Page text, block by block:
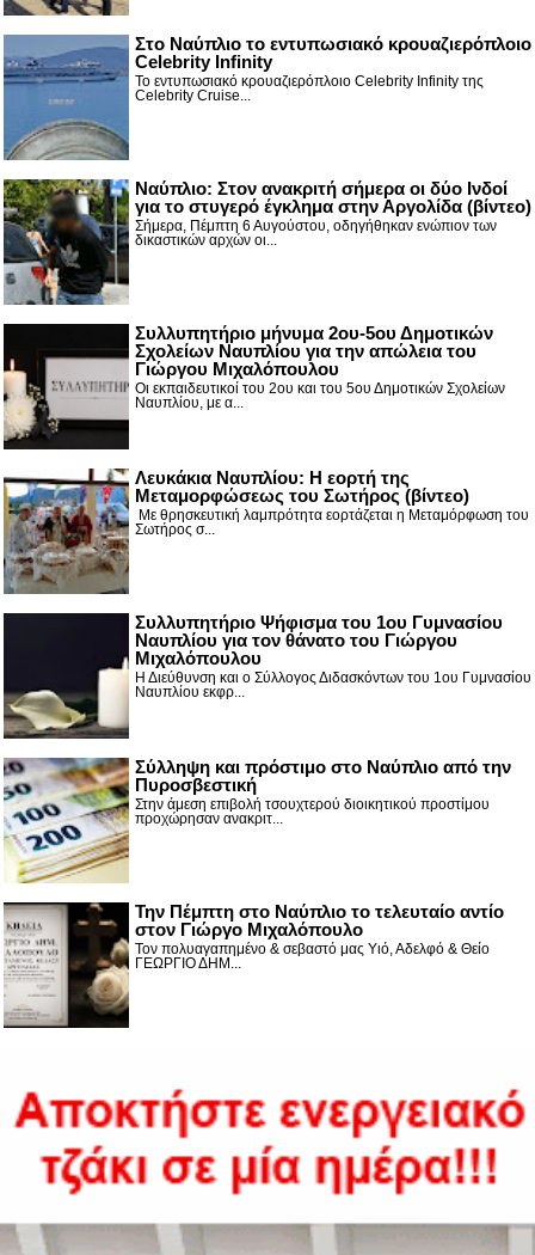
Στο Ναύπλιο το εντυπωσιακό κρουαζιερόπλοιο
Celebrity Infinity
Το εντυπωσιακό κρουαζιερόπλοιο Celebrity Infinity της
Celebrity Cruise...
Nαύπλιο: Στον ανακριτή σήμερα οι δύο Ινδοί
για το στυγερό έγκλημα στην Αργολίδα (βίντεο)
Σήμερα, Πέμπτη 6 Αυγούστου, οδηγήθηκαν ενώπιον των
δικαστικών αρχών οι...
Συλλυπητήριο μήνυμα 2ου-5ου Δημοτικών
Σχολείων Ναυπλίου για την απώλεια του
Γιώργου Μιχαλόπουλου
Οι εκπαιδευτικοί του 2ου και του 5ου Δημοτικών Σχολείων
Ναυπλίου, με α...
Λευκάκια Ναυπλίου: Η εορτή της
Μεταμορφώσεως του Σωτήρος (βίντεο)
Με θρησκευτική λαμπρότητα εορτάζεται η Μεταμόρφωση του
Σωτήρος σ...
Συλλυπητήριο Ψήφισμα του 1ου Γυμνασίου
Ναυπλίου για τον θάνατο του Γιώργου
Μιχαλόπουλου
Η Διεύθυνση και ο Σύλλογος Διδασκόντων του 1ου Γυμνασίου
Ναυπλίου εκφρ...
Σύλληψη και πρόστιμο στο Ναύπλιο από την
Πυροσβεστική
Στην άμεση επιβολή τσουχτερού διοικητικού προστίμου
προχώρησαν ανακριτ...
Την Πέμπτη στο Ναύπλιο το τελευταίο αντίο
στον Γιώργο Μιχαλόπουλο
Τον πολυαγαπημένο & σεβαστό μας Υιό, Αδελφό & Θείο
ΓΕΩΡΓΙΟ ΔΗΜ...